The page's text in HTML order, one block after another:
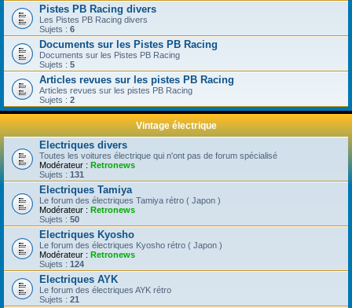
Pistes PB Racing divers
Les Pistes PB Racing divers
Sujets : 6
Documents sur les Pistes PB Racing
Documents sur les Pistes PB Racing
Sujets : 5
Articles revues sur les pistes PB Racing
Articles revues sur les pistes PB Racing
Sujets : 2
Vintage électrique
Electriques divers
Toutes les voitures électrique qui n'ont pas de forum spécialisé
Modérateur : Retronews
Sujets : 131
Electriques Tamiya
Le forum des électriques Tamiya rétro ( Japon )
Modérateur : Retronews
Sujets : 50
Electriques Kyosho
Le forum des électriques Kyosho rétro ( Japon )
Modérateur : Retronews
Sujets : 124
Electriques AYK
Le forum des électriques AYK rétro
Sujets : 21